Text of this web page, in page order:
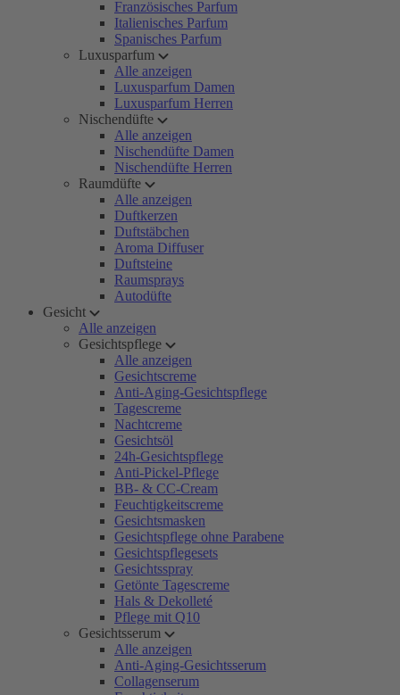
Französisches Parfum
Italienisches Parfum
Spanisches Parfum
Luxusparfum
Alle anzeigen
Luxusparfum Damen
Luxusparfum Herren
Nischendüfte
Alle anzeigen
Nischendüfte Damen
Nischendüfte Herren
Raumdüfte
Alle anzeigen
Duftkerzen
Duftstäbchen
Aroma Diffuser
Duftsteine
Raumsprays
Autodüfte
Gesicht
Alle anzeigen
Gesichtspflege
Alle anzeigen
Gesichtscreme
Anti-Aging-Gesichtspflege
Tagescreme
Nachtcreme
Gesichtsöl
24h-Gesichtspflege
Anti-Pickel-Pflege
BB- & CC-Cream
Feuchtigkeitscreme
Gesichtsmasken
Gesichtspflege ohne Parabene
Gesichtspflegesets
Gesichtsspray
Getönte Tagescreme
Hals & Dekolleté
Pflege mit Q10
Gesichtsserum
Alle anzeigen
Anti-Aging-Gesichtsserum
Collagenserum